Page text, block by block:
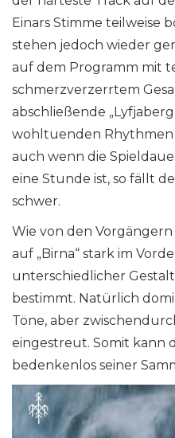
Einars Stimme teilweise
stehen jedoch wieder
auf dem Programm mit
schmerzverzerrtem
abschließende
wohltuenden Rhythmen
auch wenn die
eine Stunde ist, so fällt
schwer.
Wie von den
auf „Birna“ stark im
unterschiedlicher
bestimmt. Natürlich
Töne, aber
eingestreut. Somit kann
bedenkenlos seiner